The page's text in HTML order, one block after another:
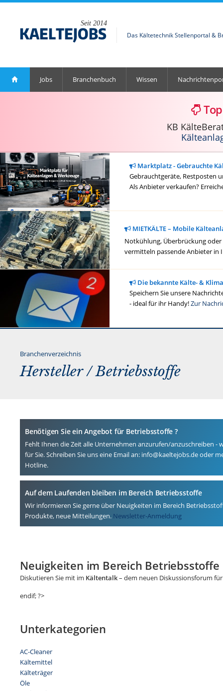
Seit 2014
Das Kältetechnik Stellenportal &
Jobs Branchenbuch Wissen
KB
Marktplatz - Gebrauchte
Gebrauchtgeräte, Restposten
Als Anbieter verkaufen?
MIETKÄLTE – Mobile
Notkühlung, Überbrückung
vermitteln passende Anbieter in
Die bekannte Kälte- &
Speichern Sie unsere
- ideal für ihr Handy!Zur
Branchenverzeichnis
Hersteller / Betriebsstoffe
Benötigen Sie ein Angebot für Betriebsstoffe ?
Fehlt Ihnen die Zeit alle Unternehmen anzurufen/anzuschreiben -
für Sie. Schreiben Sie uns eine Email an: info@kaeltejobs.de oder
Hotline.
Auf dem Laufenden bleiben im Bereich Betriebsstoffe
Wir informieren Sie gerne über Neuigkeiten im Bereich
Produkte, neue Mitteilungen. Newsletter-Anmeldung
Neuigkeiten im Bereich Betriebsstoffe
Diskutieren Sie mit im Kältentalk– dem neuen Diskussionsforum
endif; ?>
Unterkategorien
AC-Cleaner
Kältemittel
Kälteträger
Öle